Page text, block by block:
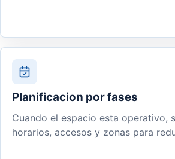
Planificacion por fases
Cuando el espacio esta operativo,
horarios, accesos y zonas para